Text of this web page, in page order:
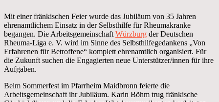
Mit einer fränkischen Feier wurde das Jubiläum von 35 Jahren
ehrenamtlichem Einsatz in der Selbsthilfe für Rheumakranke
begangen. Die Arbeitsgemeinschaft Würzburg der Deutschen
Rheuma-Liga e. V. wird im Sinne des Selbsthilfegedankens „Von
Erfahrenen für Betroffene“ komplett ehrenamtlich organisiert. Für
die Zukunft suchen die Engagierten neue Unterstützer/innen für ihre
Aufgaben.
Beim Sommerfest im Pfarrheim Maidbronn feierte die
Arbeitsgemeinschaft ihr Jubiläum. Karin Böhm trug fränkische